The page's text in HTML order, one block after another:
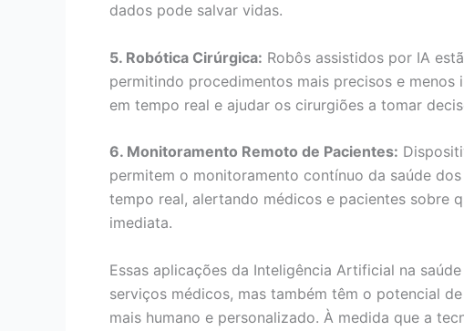
dados pode salvar vidas.
5. Robótica Cirúrgica: Robôs assistidos por IA
permitindo procedimentos mais precisos e menos
em tempo real e ajudar os cirurgiões a tomar
6. Monitoramento Remoto de Pacientes:
permitem o monitoramento contínuo da saúde
tempo real, alertando médicos e pacientes sobre
imediata.
Essas aplicações da Inteligência Artificial na
serviços médicos, mas também têm o potencial
mais humano e personalizado. À medida que a